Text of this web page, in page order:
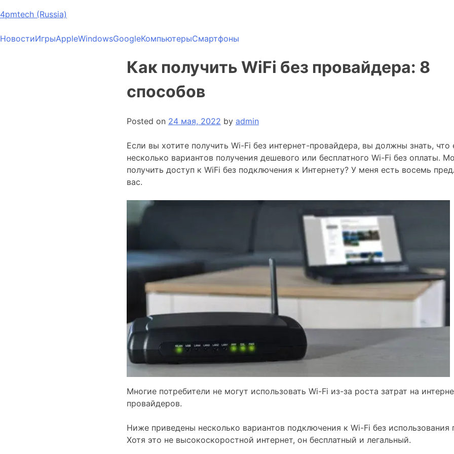
4pmtech (Russia)
НовостиИгрыAppleWindowsGoogleКомпьютерыСмартфоны
Как получить WiFi без провайдера: 8
способов
Posted on 24 мая, 2022 by admin
Если вы хотите получить Wi-Fi без интернет-провайдера, вы должны знать, что
несколько вариантов получения дешевого или бесплатного Wi-Fi без оплаты.
получить доступ к WiFi без подключения к Интернету? У меня есть восемь
вас.
Многие потребители не могут использовать Wi-Fi из-за роста затрат на
провайдеров.
Ниже приведены несколько вариантов подключения к Wi-Fi без использования
Хотя это не высокоскоростной интернет, он бесплатный и легальный.